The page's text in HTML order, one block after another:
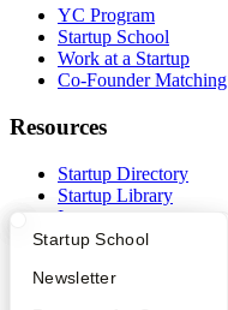
What Happens at YC?
Apply
Startup Directory
Founder Directory
Startup School
Newsletter
YC Program
Startup School
Work at a Startup
Co-Founder Matching
Resources
Startup Directory
Startup Library
Investors
Demo Day
Hacker News